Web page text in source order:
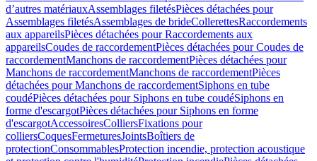
d’autres matériauxAssemblages filetésPièces détachées pour
Assemblages filetésAssemblages de brideCollerettesRaccordements
aux appareilsPièces détachées pour Raccordements aux
appareilsCoudes de raccordementPièces détachées pour Coudes de
raccordementManchons de raccordementPièces détachées pour
Manchons de raccordementManchons de raccordementPièces
détachées pour Manchons de raccordementSiphons en tube
coudéPièces détachées pour Siphons en tube coudéSiphons en
forme d'escargotPièces détachées pour Siphons en forme
d'escargotAccessoiresColliersFixations pour
colliersCoquesFermeturesJointsBoîtiers de
protectionConsommablesProtection incendie, protection acoustique